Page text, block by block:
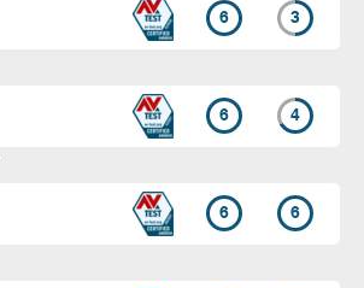
6 3
6 4
6 6